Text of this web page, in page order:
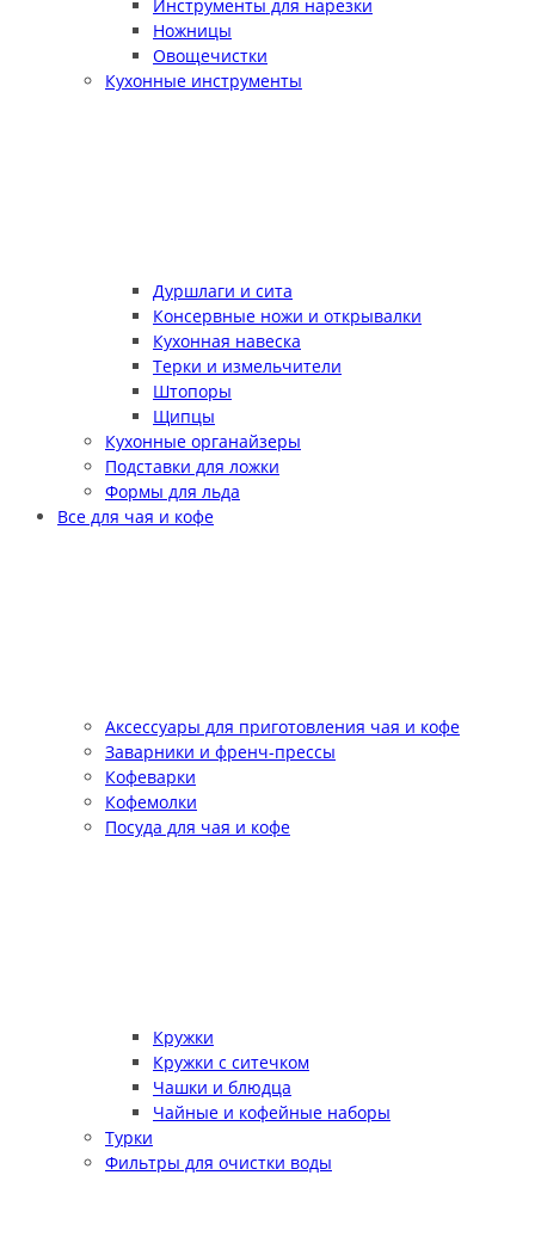
Инструменты для нарезки
Ножницы
Овощечистки
Кухонные инструменты
Дуршлаги и сита
Консервные ножи и открывалки
Кухонная навеска
Терки и измельчители
Штопоры
Щипцы
Кухонные органайзеры
Подставки для ложки
Формы для льда
Все для чая и кофе
Аксессуары для приготовления чая и кофе
Заварники и френч-прессы
Кофеварки
Кофемолки
Посуда для чая и кофе
Кружки
Кружки с ситечком
Чашки и блюдца
Чайные и кофейные наборы
Турки
Фильтры для очистки воды